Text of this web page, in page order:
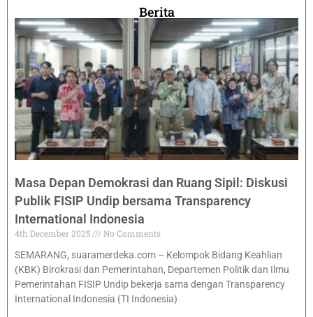
Berita
Masa Depan Demokrasi dan Ruang Sipil: Diskusi
Publik FISIP Undip bersama Transparency
International Indonesia
4th December 2025
No Comments
SEMARANG, suaramerdeka.com – Kelompok Bidang Keahlian
(KBK) Birokrasi dan Pemerintahan, Departemen Politik dan Ilmu
Pemerintahan FISIP Undip bekerja sama dengan Transparency
International Indonesia (TI Indonesia)